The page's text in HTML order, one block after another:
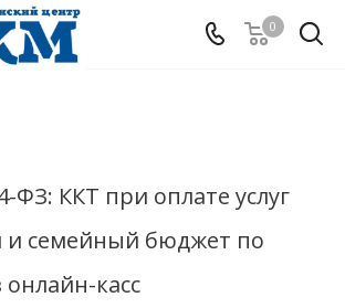
0
ФЗ: ККТ при оплате услуг
и семейный бюджет по
касс